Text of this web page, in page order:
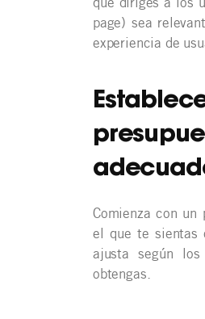
page) sea
experiencia de
Comienza con un
el que te sientas
ajusta según los
obtengas.